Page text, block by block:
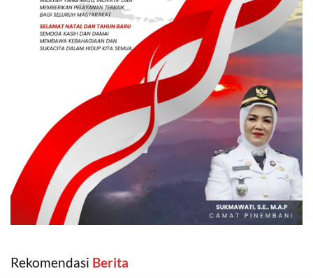
Rekomendasi ‎ Berita